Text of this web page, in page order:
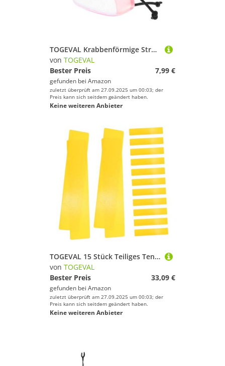
TOGEVAL Krabbenförmige Strandtasche Für Junge Mädchen Verstellbare Netztasche Zur Muschelsammlung Robuste Und Langlebige Strandspielzeugtasche Für Mädchen Für Strand Und
von TOGEVAL
Bester Preis
7,99 €
gefunden bei Amazon
zuletzt überprüft am 27.09.2025 um 00:03; der
Preis kann sich seitdem geändert haben.
Keine weiteren Anbieter
TOGEVAL 15 Stück Teiliges Tennis Court Marker Gelbe Markierungssteine mit Glatter Rutschfester Oberfläche Präzise Grenzlinien für Tennis Basketball Badminton Training Hohe Sichtbarkeit und
von TOGEVAL
Bester Preis
33,09 €
gefunden bei Amazon
zuletzt überprüft am 27.09.2025 um 00:03; der
Preis kann sich seitdem geändert haben.
Keine weiteren Anbieter